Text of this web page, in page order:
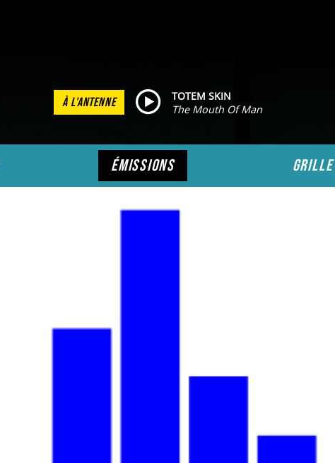
À L'ANTENNE
TOTEM SKIN
The Mouth Of Man
émissions grille